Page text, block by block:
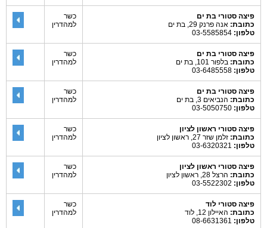
פיצה סטורי בת ים
כתובת: אנה פרנק 29, בת ים
טלפון:
כשר
למהדרין
פיצה סטורי בת ים
כתובת: בלפור 101, בת ים
טלפון:
כשר
למהדרין
פיצה סטורי בת ים
כתובת: הנביאים 3, בת ים
טלפון:
כשר
למהדרין
פיצה סטורי ראשון לציון
כתובת: זלמן שזר 27, ראשון לציון
טלפון:
כשר
למהדרין
פיצה סטורי ראשון לציון
כתובת: הרצל 28, ראשון לציון
טלפון:
כשר
למהדרין
פיצה סטורי לוד
כתובת: האיילון 12, לוד
טלפון:
כשר
למהדרין